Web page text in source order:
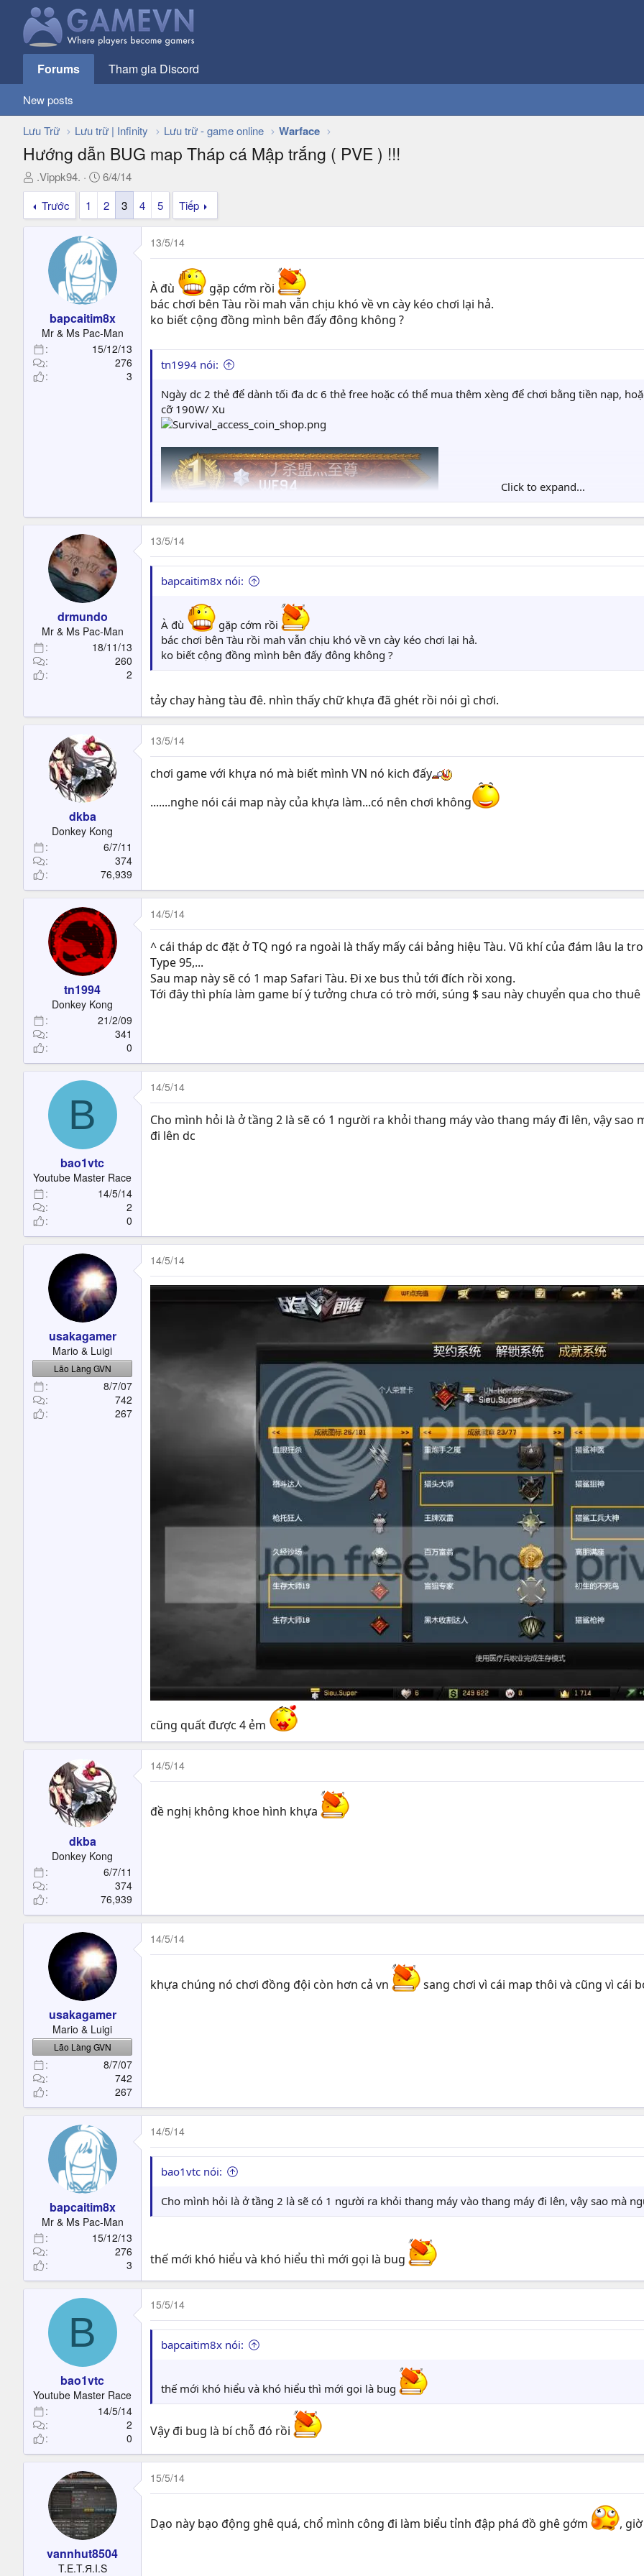
Forums Tham gia Discord
New posts
Lưu Trữ Lưu trữ | Infinity Lưu trữ - game online Warface
Hướng dẫn BUG map Tháp cá Mập trắng ( PVE ) !!!
T
h
e
e
r
.Vippk94.
N
g
à
y
ử
i
6/4/14
Trước
1 2 3 4 5 Tiếp
bapcaitim8x
Mr & Ms Pac-Man
15/12/13
276
3
13/5/14
À đù
gặp cớm rồi
bác chơi bên Tàu rồi mah vẫn chịu khó về vn cày kéo chơi lại hả.
ko biết cộng đồng mình bên đấy đông không ?
tn1994 nói:
Ngày dc 2 thẻ để dành tối đa dc 6 thẻ free hoặc có thể mua thêm xèng để chơi bằng tiền nạp,
cỡ 190W/ Xu
Click to expand...
drmundo
Mr & Ms Pac-Man
18/11/13
260
2
13/5/14
bapcaitim8x nói:
À đù
gặp cớm rồi
bác chơi bên Tàu rồi mah vẫn chịu khó về vn cày kéo chơi lại hả.
ko biết cộng đồng mình bên đấy đông không ?
tảy chay hàng tàu đê. nhìn thấy chữ khựa đã ghét rồi nói gì chơi.
dkba
Donkey Kong
6/7/11
374
76,939
13/5/14
chơi game với khựa nó mà biết mình VN nó kich đấy
.......nghe nói cái map này của khựa làm...có nên chơi không
tn1994
Donkey Kong
21/2/09
341
0
14/5/14
^ cái tháp dc đặt ở TQ ngó ra ngoài là thấy mấy cái bảng hiệu Tàu. Vũ khí của đám lâu la
Type 95,...
Sau map này sẽ có 1 map Safari Tàu. Đi xe bus thủ tới đích rồi xong.
Tới đây thì phía làm game bí ý tưởng chưa có trò mới, súng $ sau này chuyển qua cho thuê
B
bao1vtc
Youtube Master Race
14/5/14
2
0
14/5/14
Cho mình hỏi là ở tầng 2 là sẽ có 1 người ra khỏi thang máy vào thang máy đi lên, vậy
đi lên dc
usakagamer
Mario & Luigi
Lão Làng GVN
8/7/07
742
267
14/5/14
cũng quất được 4 ẻm
dkba
Donkey Kong
6/7/11
374
76,939
14/5/14
đề nghị không khoe hình khựa
usakagamer
Mario & Luigi
Lão Làng GVN
8/7/07
742
267
14/5/14
khựa chúng nó chơi đồng đội còn hơn cả vn sang chơi vì cái map thôi và cũng vì cái
bapcaitim8x
Mr & Ms Pac-Man
15/12/13
276
3
14/5/14
bao1vtc nói:
Cho mình hỏi là ở tầng 2 là sẽ có 1 người ra khỏi thang máy vào thang máy đi lên, vậy sao mà
thế mới khó hiểu và khó hiểu thì mới gọi là bug
B
bao1vtc
Youtube Master Race
14/5/14
2
0
15/5/14
bapcaitim8x nói:
thế mới khó hiểu và khó hiểu thì mới gọi là bug
Vậy đi bug là bí chỗ đó rồi
vannhut8504
T.E.T.Я.I.S
15/5/14
Dạo này bạo động ghê quá, chổ mình công đi làm biểu tỉnh đập phá đồ ghê gớm ,